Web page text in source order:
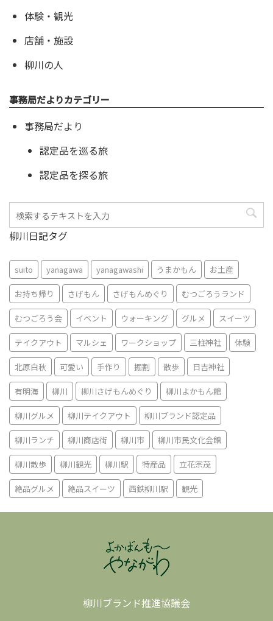
体験・観光
店舗・施設
柳川の人
事務局だよりカテゴリー
事務局だより
認定品を巡る旅
認定品を探る旅
柳川日記タグ
suito yanagawa yanagawashi うまかもん お土産
お持ち帰り さげもん さげもんめぐり むつごろうランド
むつごろう会 イベント ウォーキング グルメ スイーツ
テイクアウト マルシェ ワークショップ 三柱神社 体験
北原白秋 可愛い 手作り 掘割 散歩 日吉神社
有明海 柳川 柳川さげもんめぐり 柳川よかもん館
柳川グルメ 柳川テイクアウト 柳川ブランド認定品
柳川ランチ 柳川商店街 柳川市 柳川市民文化会館
柳川散歩 柳川観光 柳川駅 特産品 立花宗茂
絶品グルメ 絶品スイーツ 西鉄柳川駅 観光
柳川ブランド推進協議会